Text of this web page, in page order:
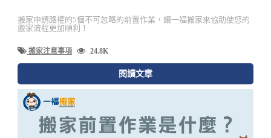
搬家申請路權的5個不可忽略的前置作業，讓一福搬家來協助使您的
搬家流程更加順利！
搬家注意事項 24.8K
閱讀文章